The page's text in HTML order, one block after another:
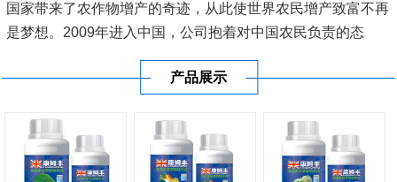
国家带来了农作物增产的奇迹，从此使世界农民增产致富不再
是梦想。2009年进入中国，公司抱着对中国农民负责的态
东、广西、海南等20多...
[查看详情]
产品展示